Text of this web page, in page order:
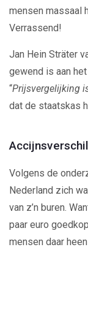
mensen massaal
Verrassend!
Jan Hein Sträter
gewend is aan
“Prijsvergelijking
dat de staatskas
Volgens de
Nederland zich
van z’n buren.
paar euro
mensen daar